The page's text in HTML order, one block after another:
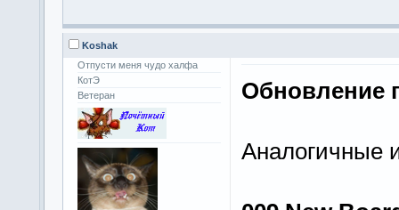
Koshak
Отпусти меня чудо халфа
КотЭ
Ветеран
Обновление
Аналогичные